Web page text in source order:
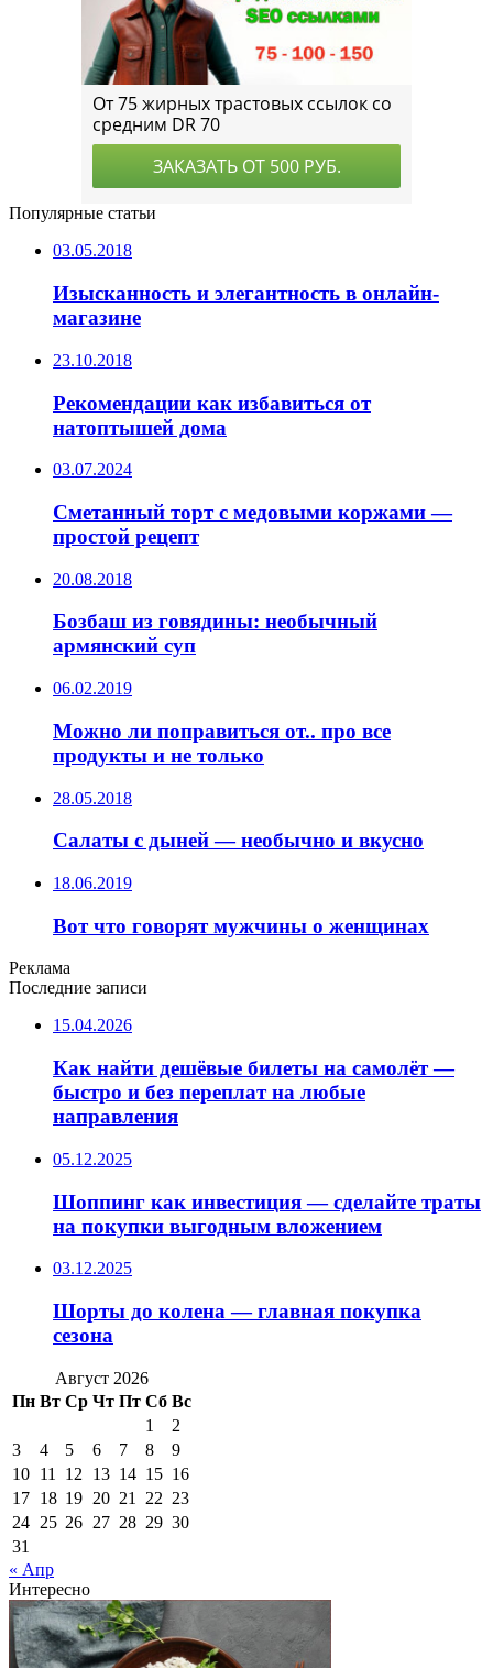
Популярные статьи
03.05.2018
Изысканность и элегантность в онлайн-
магазине
23.10.2018
Рекомендации как избавиться от
натоптышей дома
03.07.2024
Сметанный торт с медовыми коржами —
простой рецепт
20.08.2018
Бозбаш из говядины: необычный
армянский суп
06.02.2019
Можно ли поправиться от.. про все
продукты и не только
28.05.2018
Салаты с дыней — необычно и вкусно
18.06.2019
Вот что говорят мужчины о женщинах
Реклама
Последние записи
15.04.2026
Как найти дешёвые билеты на самолёт —
быстро и без переплат на любые
направления
05.12.2025
Шоппинг как инвестиция — сделайте траты
на покупки выгодным вложением
03.12.2025
Шорты до колена — главная покупка
сезона
Август 2026
Пн Вт Ср Чт Пт Сб Вс
1
2
3
4 5 6 7 8
9
10 11 12 13 14 15 16
17 18 19 20 21 22 23
24 25 26 27 28 29 30
31
« Апр
Интересно